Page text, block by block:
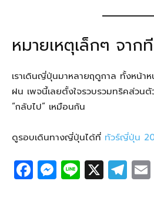
หมายเหตุเล็กๆ จาก
เราเดินญี่ปุ่นมาหลายฤดูกาล ทั้งหน้าห
ฝน เพจนี้เลยตั้งใจรวบรวมทริคส่วนตั
“กลับไป” เหมือนกัน
ดูรอบเดินทางญี่ปุ่นได้ที่ ทัวร์ญี่ปุ่น
F
a
M
e
Li
n
X T
el